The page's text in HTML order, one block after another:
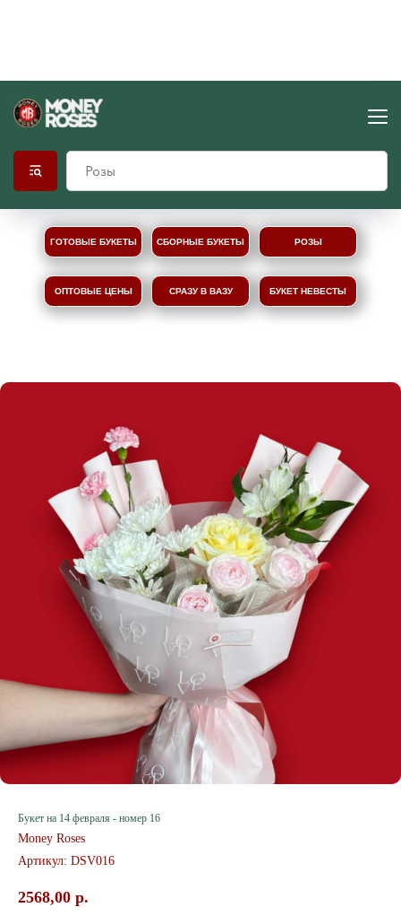
РОЗЫ
БУКЕТ НЕВЕСТЫ
ГОТОВЫЕ БУКЕТЫ СБОРНЫЕ БУКЕТЫ
СРАЗУ В ВАЗУ
ОПТОВЫЕ ЦЕНЫ
Букет на 14 февраля - номер 16
Money Roses
Артикул: DSV016
2568,00 р.